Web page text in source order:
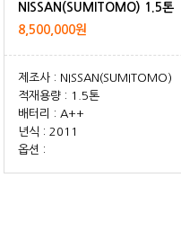
NISSAN(SUMITOMO) 1.5톤
8,500,000원
제조사 : NISSAN(SUMITOMO)
적재용량 : 1.5톤
배터리 : A++
년식 : 2011
옵션 :